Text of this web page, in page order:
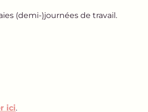
(demi-)journées de travail.
ici.